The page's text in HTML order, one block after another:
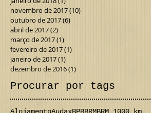
fevereiro de 2018(1)1 post
janeiro de 2018(1)1 post
novembro de 2017
outubro de 2017(6)
abril de 2017(2)2 posts
março de 2017 (1)1 post
fevereiro de 2017 (1)1 post
dezembro de 2016(1)1 post
Procurar por tags